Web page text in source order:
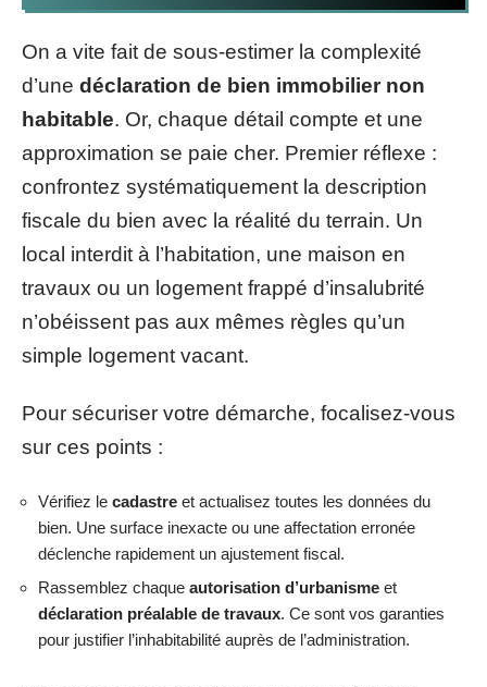
On a vite fait de sous-estimer la complexité
d’une déclaration de bien immobilier non
habitable. Or, chaque détail compte et une
approximation se paie cher. Premier réflexe :
confrontez systématiquement la description
fiscale du bien avec la réalité du terrain. Un
local interdit à l’habitation, une maison en
travaux ou un logement frappé d’insalubrité
n’obéissent pas aux mêmes règles qu’un
simple logement vacant.
Pour sécuriser votre démarche, focalisez-vous
sur ces points :
Vérifiez le cadastre et actualisez toutes les données du
bien. Une surface inexacte ou une affectation erronée
déclenche rapidement un ajustement fiscal.
Rassemblez chaque autorisation d’urbanisme et
déclaration préalable de travaux. Ce sont vos garanties
pour justifier l’inhabitabilité auprès de l’administration.